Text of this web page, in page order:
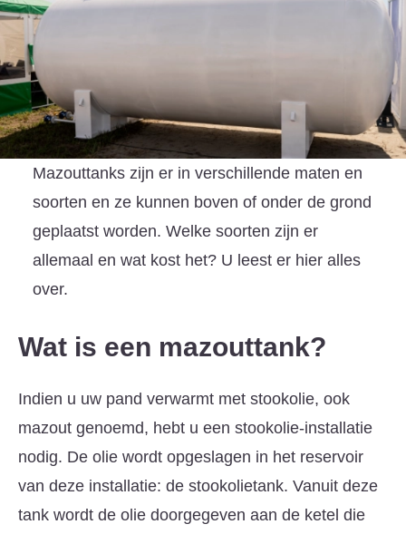
Mazouttanks zijn er in verschillende maten en
soorten en ze kunnen boven of onder de grond
geplaatst worden. Welke soorten zijn er
allemaal en wat kost het? U leest er hier alles
over.
Wat is een mazouttank?
Indien u uw pand verwarmt met stookolie, ook
mazout genoemd, hebt u een stookolie-installatie
nodig. De olie wordt opgeslagen in het reservoir
van deze installatie: de stookolietank. Vanuit deze
tank wordt de olie doorgegeven aan de ketel die